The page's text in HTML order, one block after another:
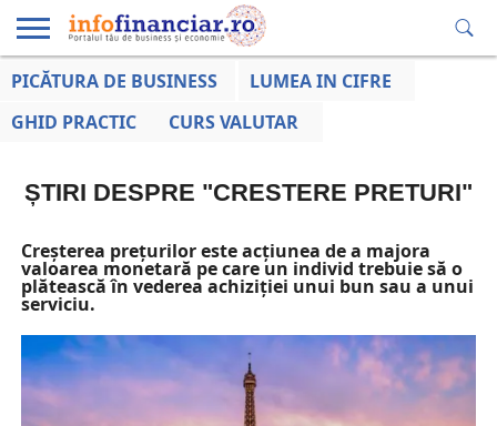
EDUCAȚIE
LA ZI
AFACERILOR
PICĂTURA DE BUSINESS
LUMEA IN CIFRE
GHID PRACTIC
CURS VALUTAR
ȘTIRI DESPRE "CRESTERE PRETURI"
Creșterea prețurilor este acțiunea de a majora
valoarea monetară pe care un individ trebuie să o
plătească în vederea achiziției unui bun sau a unui
serviciu.